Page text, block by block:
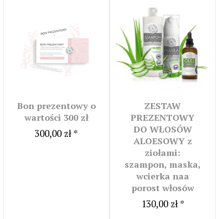
Bon prezentowy o
wartości 300 zł
300,00 zł *
ZESTAW
PREZENTOWY
DO WŁOSÓW
ALOESOWY z
ziołami:
szampon, maska,
wcierka naa
porost włosów
130,00 zł *